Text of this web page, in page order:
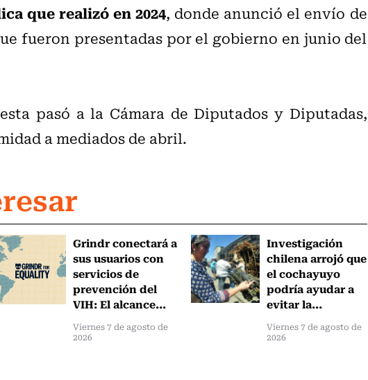
que realizó en 2024, donde anunció el envío de
fueron presentadas por el gobierno en junio del
pasó a la Cámara de Diputados y Diputadas,
a mediados de abril.
Grindr conectará a
sus usuarios con
servicios de
prevención del
VIH: El alcance...
Viernes 7 de agosto de
2026
Investigación
chilena arrojó que
el cochayuyo
podría ayudar a
evitar la...
Viernes 7 de agosto de
2026